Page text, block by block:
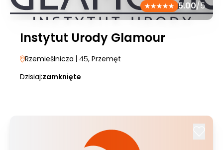
5.00/5
Instytut Urody Glamour
Rzemieślnicza | 45, Przemęt
Dzisiaj:zamknięte